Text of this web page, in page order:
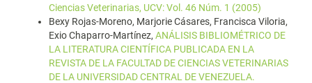
Ciencias Veterinarias, UCV: Vol. 46 Núm. 1 (2005)
Bexy Rojas-Moreno, Marjorie Cásares, Francisca Viloria,
Exio Chaparro-Martínez, ANÁLISIS BIBLIOMÉTRICO DE
LA LITERATURA CIENTÍFICA PUBLICADA EN LA
REVISTA DE LA FACULTAD DE CIENCIAS VETERINARIAS
DE LA UNIVERSIDAD CENTRAL DE VENEZUELA.